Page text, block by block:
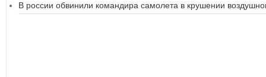
В россии обвинили командира самолета в крушении